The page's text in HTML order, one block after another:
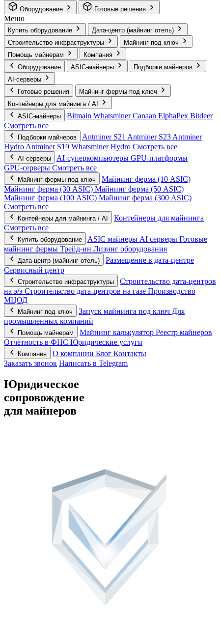
Оборудование Готовые решения
Меню
Купить оборудование
Дата-центр (майнинг отель)
Строительство инфраструктуры
Майнинг под ключ
Помощь майнерам
Компания
Оборудование
ASIC-майнеры
Подборки майнеров
AI‑серверы
Готовые решения
Майнинг-фермы под ключ
Контейнеры для майнинга / AI
ASIC-майнеры
Bitmain WhatsminerCanaan ElphaPex Bitdeer
Смотреть все
Подборки майнеров Antminer S21 Antminer S23 Antminer
Hydro Antminer S19 Whatsminer Hydro Смотреть все
AI‑серверы AI‑суперкомпьютеры GPU‑платформы
GPU‑серверы Смотреть все
Майнинг-фермы под ключ
Майнинг ферма (10 ASIC)
Майнинг ферма (30 ASIC) Майнинг ферма (50 ASIC)
Майнинг ферма (100 ASIC) Майнинг ферма (300 ASIC)
Смотреть все
Контейнеры для майнинга / AI
Контейнеры для майнинга
Смотреть все
Купить оборудование ASIC майнеры AI серверы Готовые
майнинг фермы Трейд-ин Лизинг оборудования
Дата-центр (майнинг отель)
Размещение в дата-центре
Сервисный центр
Строительство инфраструктуры
Строительство дата-центров
на э/э Строительство дата-центров на газе Производство
МЦОД
Майнинг под ключ Запуск майнинга под ключ Для
промышленных компаний
Помощь майнерам Майнинг калькулятор Реестр майнеров
Отчётность в ФНС Юридические услуги
Компания О компании Блог Контакты
Заказать звонок Написать в Telegram
Юридическое
сопровождение
для майнеров